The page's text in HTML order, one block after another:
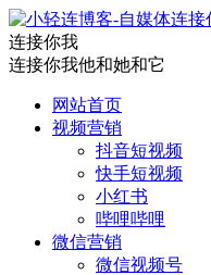
连接你我
连接你我他和她和它
网站首页
视频营销
抖音短视频
快手短视频
小红书
哔哩哔哩
微信营销
微信视频号